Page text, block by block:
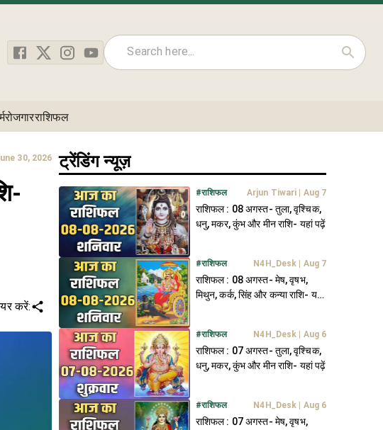
रोजगारराशिफल
30, 2026
करें:
ट्रेंडिंग न्यूज़
#राशिफल Arjun Tiwari Aug 7
राशिफल : 08 अगस्त- तुला, वृश्चिक,
धनु, मकर, कुंभ और मीन राशि- यहां पढ़ें
#राशिफल N4H_Desk Aug 7
राशिफल : 08 अगस्त- मेष, वृषभ,
मिथुन, कर्क, सिंह और कन्या राशि- यहां
#राशिफल N4H_Desk Aug 6
राशिफल : 07 अगस्त- तुला, वृश्चिक,
धनु, मकर, कुंभ और मीन राशि- यहां पढ़ें
#राशिफल N4H_Desk Aug 6
राशिफल : 07 अगस्त- मेष, वृषभ,